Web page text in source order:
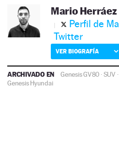
Mario Herráez
Perfil de
Twitter
VER BIOGRAFÍA
ARCHIVADO EN Genesis GV80 ·SUV
Genesis Hyundai